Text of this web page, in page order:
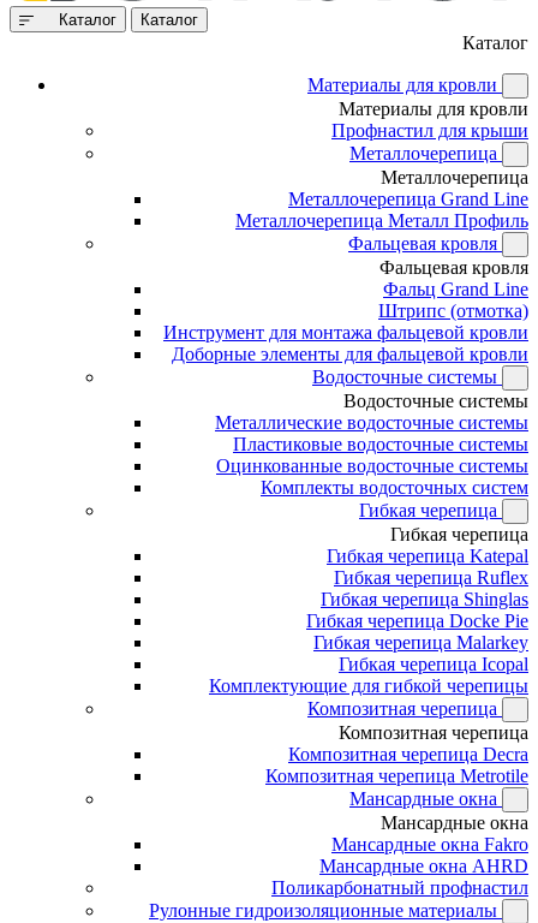
Каталог Каталог
Каталог
Материалы для кровли
Материалы для кровли
Профнастил для крыши
Металлочерепица
Металлочерепица
Металлочерепица Grand Line
Металлочерепица Металл Профиль
Фальцевая кровля
Фальцевая кровля
Фальц Grand Line
Штрипс (отмотка)
Инструмент для монтажа фальцевой кровли
Доборные элементы для фальцевой кровли
Водосточные системы
Водосточные системы
Металлические водосточные системы
Пластиковые водосточные системы
Оцинкованные водосточные системы
Комплекты водосточных систем
Гибкая черепица
Гибкая черепица
Гибкая черепица Katepal
Гибкая черепица Ruflex
Гибкая черепица Shinglas
Гибкая черепица Docke Pie
Гибкая черепица Malarkey
Гибкая черепица Icopal
Комплектующие для гибкой черепицы
Композитная черепица
Композитная черепица
Композитная черепица Decra
Композитная черепица Metrotile
Мансардные окна
Мансардные окна
Мансардные окна Fakro
Мансардные окна AHRD
Поликарбонатный профнастил
Рулонные гидроизоляционные материалы